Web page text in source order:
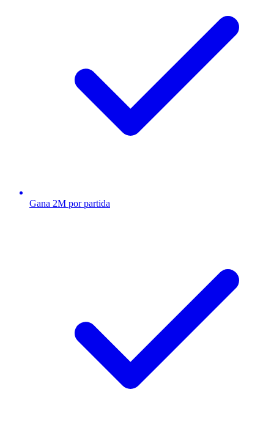
Gana 2M por partida